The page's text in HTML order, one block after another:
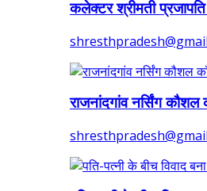
कलेक्टर श्रीमती प्रजापति
राजनांदगांव नर्सिंग